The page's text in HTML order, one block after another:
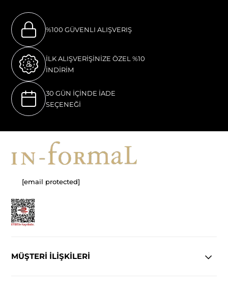
%100 GÜVENLI ALIŞVERIŞ
İLK ALIŞVERİŞİNİZE ÖZEL %10
İNDİRİM
30 GÜN İÇİNDE İADE
SEÇENEĞİ
[email protected]
MÜŞTERİ İLİŞKİLERİ